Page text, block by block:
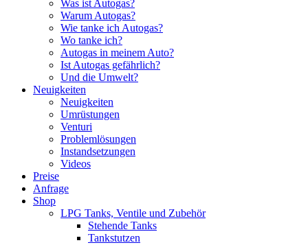
Was ist Autogas?
Warum Autogas?
Wie tanke ich Autogas?
Wo tanke ich?
Autogas in meinem Auto?
Ist Autogas gefährlich?
Und die Umwelt?
Neuigkeiten
Neuigkeiten
Umrüstungen
Venturi
Problemlösungen
Instandsetzungen
Videos
Preise
Anfrage
Shop
LPG Tanks, Ventile und Zubehör
Stehende Tanks
Tankstutzen